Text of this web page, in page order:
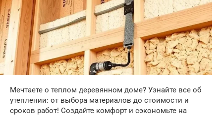
Мечтаете о теплом деревянном доме? Узнайте все об
утеплении: от выбора материалов до стоимости и
сроков работ! Создайте комфорт и сэкономьте на